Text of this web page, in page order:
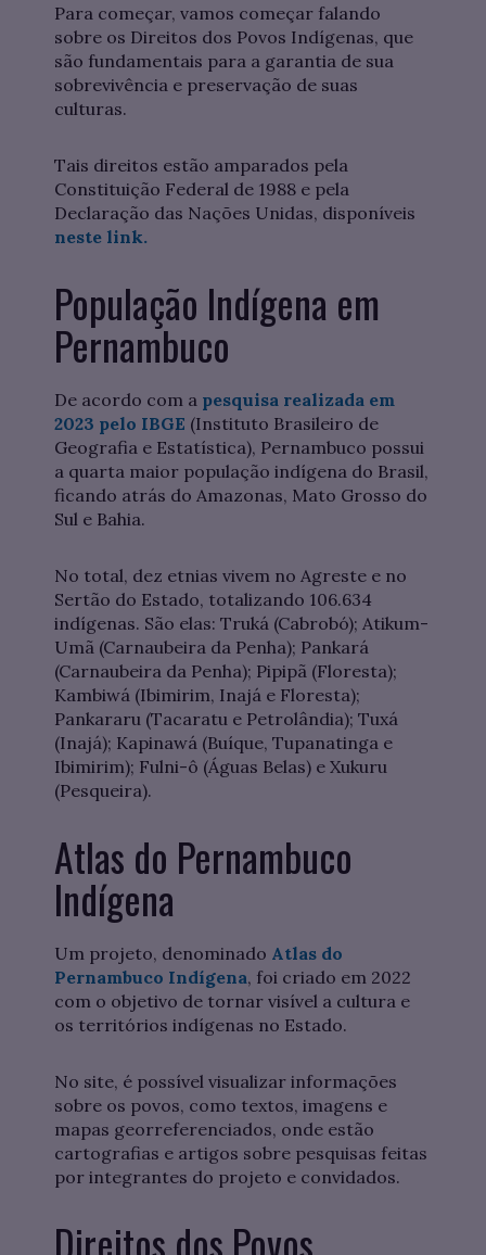
Para começar, vamos começar falando
sobre os Direitos dos Povos Indígenas, que
são fundamentais para a garantia de sua
sobrevivência e preservação de suas
culturas.
Tais direitos estão amparados pela
Constituição Federal de 1988 e pela
Declaração das Nações Unidas, disponíveis
neste link.
População Indígena em
Pernambuco
De acordo com a pesquisa realizada em
2023 pelo IBGE (Instituto Brasileiro de
Geografia e Estatística), Pernambuco possui
a quarta maior população indígena do Brasil,
ficando atrás do Amazonas, Mato Grosso do
Sul e Bahia.
No total, dez etnias vivem no Agreste e no
Sertão do Estado, totalizando 106.634
indígenas. São elas: Truká (Cabrobó); Atikum-
Umã (Carnaubeira da Penha); Pankará
(Carnaubeira da Penha); Pipipã (Floresta);
Kambiwá (Ibimirim, Inajá e Floresta);
Pankararu (Tacaratu e Petrolândia); Tuxá
(Inajá); Kapinawá (Buíque, Tupanatinga e
Ibimirim); Fulni-ô (Águas Belas) e Xukuru
(Pesqueira).
Atlas do Pernambuco
Indígena
Um projeto, denominado Atlas do
Pernambuco Indígena, foi criado em 2022
com o objetivo de tornar visível a cultura e
os territórios indígenas no Estado.
No site, é possível visualizar informações
sobre os povos, como textos, imagens e
mapas georreferenciados, onde estão
cartografias e artigos sobre pesquisas feitas
por integrantes do projeto e convidados.
Direitos dos Povos